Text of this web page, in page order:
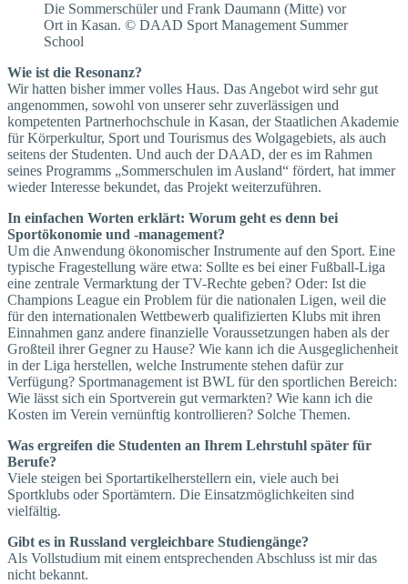
Die Sommerschüler und Frank Daumann (Mitte) vor
Ort in Kasan. © DAAD Sport Management Summer
School
Wie ist die Resonanz?
Wir hatten bisher immer volles Haus. Das Angebot wird sehr gut
angenommen, sowohl von unserer sehr zuverlässigen und
kompetenten Partnerhochschule in Kasan, der Staatlichen Akademie
für Körperkultur, Sport und Tourismus des Wolgagebiets, als auch
seitens der Studenten. Und auch der DAAD, der es im Rahmen
seines Programms „Sommerschulen im Ausland“ fördert, hat immer
wieder Interesse bekundet, das Projekt weiterzuführen.
In einfachen Worten erklärt: Worum geht es denn bei
Sportökonomie und -management?
Um die Anwendung ökonomischer Instrumente auf den Sport. Eine
typische Fragestellung wäre etwa: Sollte es bei einer Fußball-Liga
eine zentrale Vermarktung der TV-Rechte geben? Oder: Ist die
Champions League ein Problem für die nationalen Ligen, weil die
für den internationalen Wettbewerb qualifizierten Klubs mit ihren
Einnahmen ganz andere finanzielle Voraussetzungen haben als der
Großteil ihrer Gegner zu Hause? Wie kann ich die Ausgeglichenheit
in der Liga herstellen, welche Instrumente stehen dafür zur
Verfügung? Sportmanagement ist BWL für den sportlichen Bereich:
Wie lässt sich ein Sportverein gut vermarkten? Wie kann ich die
Kosten im Verein vernünftig kontrollieren? Solche Themen.
Was ergreifen die Studenten an Ihrem Lehrstuhl später für
Berufe?
Viele steigen bei Sportartikelherstellern ein, viele auch bei
Sportklubs oder Sportämtern. Die Einsatzmöglichkeiten sind
vielfältig.
Gibt es in Russland vergleichbare Studiengänge?
Als Vollstudium mit einem entsprechenden Abschluss ist mir das
nicht bekannt.